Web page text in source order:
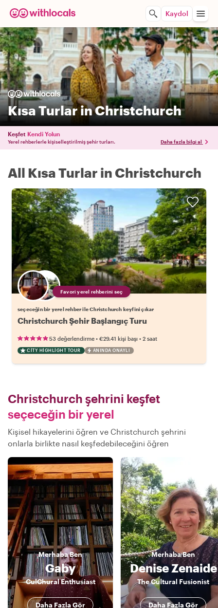
Kaydol
Kısa Turlar in Christchurch
Keşfet Kendi Yolun
Yerel rehberlerle kişiselleştirilmiş şehir turları. Daha fazla bilgi al
All Kısa Turlar in Christchurch
Favori yerel rehberini seç
seçeceğin bir yerel rehber ile Christchurch keyfini çıkar
Christchurch Şehir Başlangıç Turu
53 değerlendirme • €29.41 kişi başı • 2 saat
CITY HIGHLIGHT TOUR ANINDA ONAYLI
Christchurch şehrini keşfet
seçeceğin bir yerel
Kişisel hikayelerini öğren ve Christchurch şehrini
onlarla birlikte nasıl keşfedebileceğini öğren
MerhabaBen
Gaby
CulChural Enthusiast
Daha Fazla Gör
MerhabaBen
Denise Zenaide
The Cultural Fusionist
Daha Fazla Gör